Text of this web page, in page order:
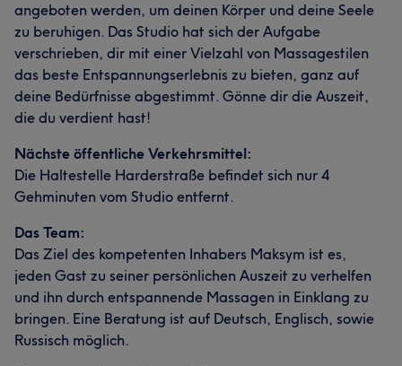
angeboten werden, um deinen Körper und deine Seele
zu beruhigen. Das Studio hat sich der Aufgabe
verschrieben, dir mit einer Vielzahl von Massagestilen
das beste Entspannungserlebnis zu bieten, ganz auf
deine Bedürfnisse abgestimmt. Gönne dir die Auszeit,
die du verdient hast!
Nächste öffentliche Verkehrsmittel:
Die Haltestelle Harderstraße befindet sich nur 4
Gehminuten vom Studio entfernt.
Das Team:
Das Ziel des kompetenten Inhabers Maksym ist es,
jeden Gast zu seiner persönlichen Auszeit zu verhelfen
und ihn durch entspannende Massagen in Einklang zu
bringen. Eine Beratung ist auf Deutsch, Englisch, sowie
Russisch möglich.